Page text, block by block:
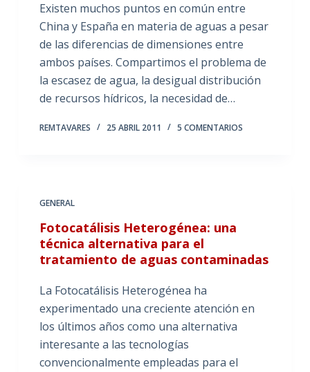
Existen muchos puntos en común entre
China y España en materia de aguas a pesar
de las diferencias de dimensiones entre
ambos países. Compartimos el problema de
la escasez de agua, la desigual distribución
de recursos hídricos, la necesidad de…
REMTAVARES 25 ABRIL 2011 5 COMENTARIOS
GENERAL
Fotocatálisis Heterogénea: una
técnica alternativa para el
tratamiento de aguas contaminadas
La Fotocatálisis Heterogénea ha
experimentado una creciente atención en
los últimos años como una alternativa
interesante a las tecnologías
convencionalmente empleadas para el